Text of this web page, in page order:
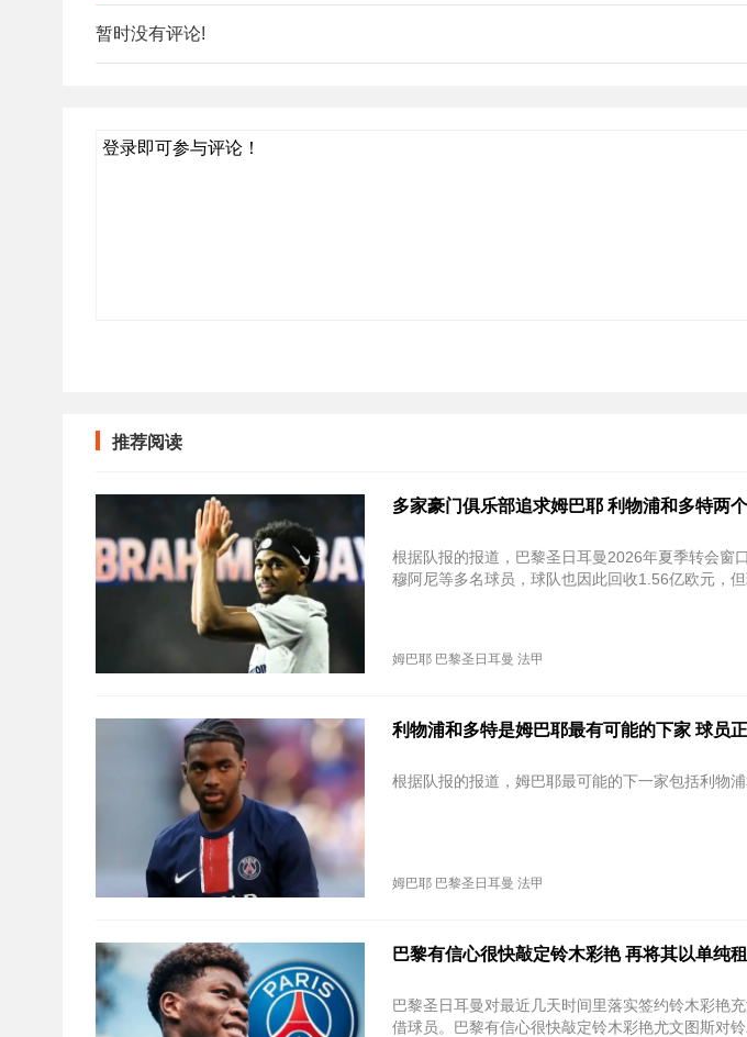
暂时没有评论!
登录即可参与评论！
推荐阅读
多家豪门俱乐部追求姆巴耶 利物浦和多特两
根据队报的报道，巴黎圣日耳曼2026年夏季转会窗
穆阿尼等多名球员，球队也因此回收1.56亿欧元，
姆巴耶 巴黎圣日耳曼 法甲
利物浦和多特是姆巴耶最有可能的下家 球员
根据队报的报道，姆巴耶最可能的下一家包括利物浦
姆巴耶 巴黎圣日耳曼 法甲
巴黎有信心很快敲定铃木彩艳 再将其以单纯
巴黎圣日耳曼对最近几天时间里落实签约铃木彩艳
借球员。巴黎有信心很快敲定铃木彩艳尤文图斯对